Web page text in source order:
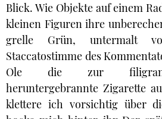
Blick. Wie Objekte auf einem
kleinen Figuren ihre
grelle Grün, untermalt
Staccatostimme des
Ole die zur
heruntergebrannte Zigarette
klettere ich vorsichtig über